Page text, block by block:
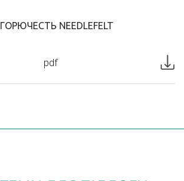
ГОРЮЧЕСТЬ NEEDLEFELT
pdf